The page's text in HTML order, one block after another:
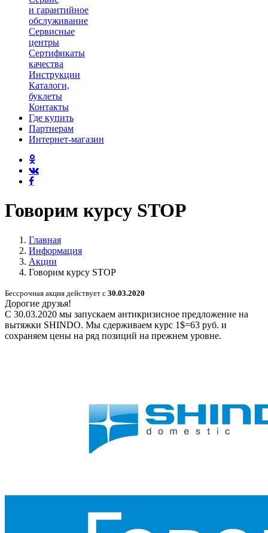
и гарантийное
обслуживание
Сервисные
центры
Сертификаты
качества
Инструкции
Каталоги,
буклеты
Контакты
Где купить
Партнерам
Интернет-магазин
Говорим курсу STOP
Главная
Информация
Акции
Говорим курсу STOP
Бессрочная акция действует с 30.03.2020
Дорогие друзья!
С 30.03.2020 мы запускаем антикризисное предложение на
вытяжки SHINDO. Мы сдерживаем курс 1$=63 руб. и
сохраняем цены на ряд позиций на прежнем уровне.